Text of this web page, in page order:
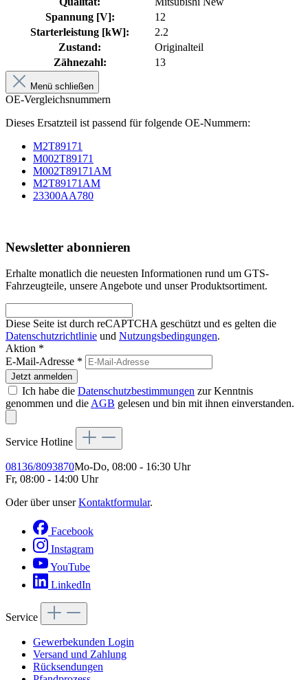
Spannung [V]:
12
Starterleistung [kW]:
2.2
Zustand:
Originalteil
Zähnezahl:
13
Menü schließen
OE-Vergleichsnummern
Dieses Ersatzteil ist passend für folgende OE-Nummern:
M2T89171
M002T89171
M002T89171AM
M2T89171AM
23300AA780
Newsletter abonnieren
Erhalte monatlich die neuesten Informationen rund um GTS-
Fahrzeugteile, unsere Angebote und unser Produktsortiment.
Diese Seite ist durch reCAPTCHA geschützt und es gelten die
Datenschutzrichtlinie und Nutzungsbedingungen.
Aktion *
E-Mail-Adresse *
Jetzt anmelden
Ich habe die Datenschutzbestimmungen zur Kenntnis
genommen und die AGB gelesen und bin mit ihnen einverstanden.
Service Hotline
08136/8093870Mo-Do, 08:00 - 16:30 Uhr
Fr, 08:00 - 14:00 Uhr
Oder über unserKontaktformular.
Facebook
Instagram
YouTube
LinkedIn
Service
Gewerbekunden Login
Versand und Zahlung
Rücksendungen